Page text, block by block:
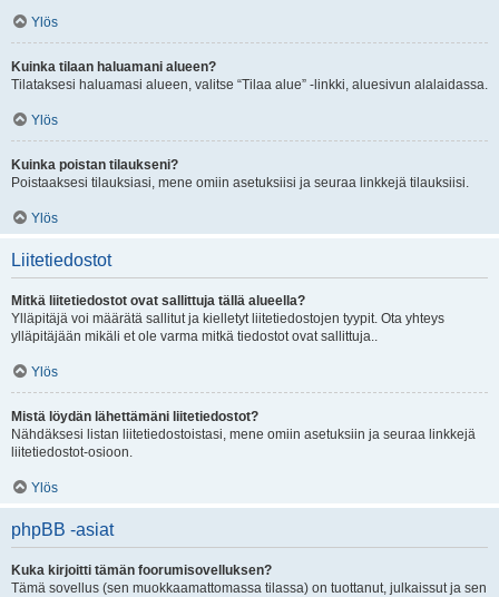
Ylös
Kuinka tilaan haluamani alueen?
Tilataksesi haluamasi alueen, valitse “Tilaa alue” -linkki, aluesivun alalaidassa.
Ylös
Kuinka poistan tilaukseni?
Poistaaksesi tilauksiasi, mene omiin asetuksiisi ja seuraa linkkejä tilauksiisi.
Ylös
Liitetiedostot
Mitkä liitetiedostot ovat sallittuja tällä alueella?
Ylläpitäjä voi määrätä sallitut ja kielletyt liitetiedostojen tyypit. Ota yhteys
ylläpitäjään mikäli et ole varma mitkä tiedostot ovat sallittuja..
Ylös
Mistä löydän lähettämäni liitetiedostot?
Nähdäksesi listan liitetiedostoistasi, mene omiin asetuksiin ja seuraa linkkejä
liitetiedostot-osioon.
Ylös
phpBB -asiat
Kuka kirjoitti tämän foorumisovelluksen?
Tämä sovellus (sen muokkaamattomassa tilassa) on tuottanut, julkaissut ja sen